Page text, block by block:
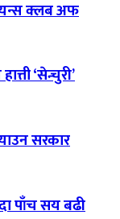
क्लब अफ
‘सेन्चुरी’
सरकार
पाँच सय बढी